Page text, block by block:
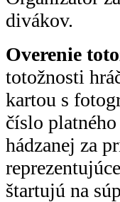
divákov.
Overenie
totožnosti
kartou s
číslo
hádzanej za
štartujú na